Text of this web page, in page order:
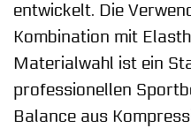
entwickelt. Die
Kombination mit
Materialwahl ist ein
professionellen
Balance aus